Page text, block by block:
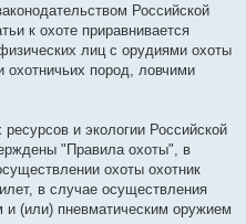
Российской
к охоте приравнивается
лиц с орудиями охоты
охотничьих пород, ловчими
и экологии Российской
"Правила охоты", в
охоты охотник
в случае осуществления
и (или) пневматическим оружием